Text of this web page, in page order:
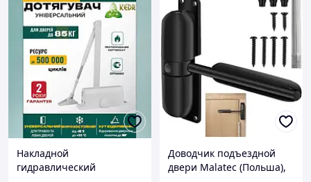
Накладной
гидравлический
Доводчик подъездной
двери Malatec (Польша),